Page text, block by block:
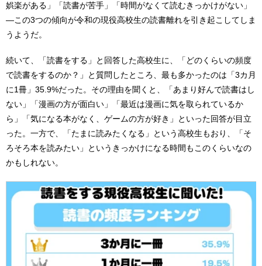
娯楽がある」「読書が苦手」「時間がなくて読むきっかけがない」
―この3つの傾向が令和の現役高校生の読書離れを引き起こしてしま
うようだ。
続いて、「読書をする」と回答した高校生に、「どのくらいの頻度
で読書をするのか？」と質問したところ、最も多かったのは「3カ月
に1冊」35.9%だった。その理由を聞くと、「あまり好んで読書はし
ない」「漫画の方が面白い」「最近は漫画に気を取られているか
ら」「気になる本がなく、ゲームの方が好き」といった回答が目立
った。一方で、「たまに読みたくなる」という高校生もおり、「そ
ろそろ本を読みたい」というきっかけになる時間もこのくらいなの
かもしれない。